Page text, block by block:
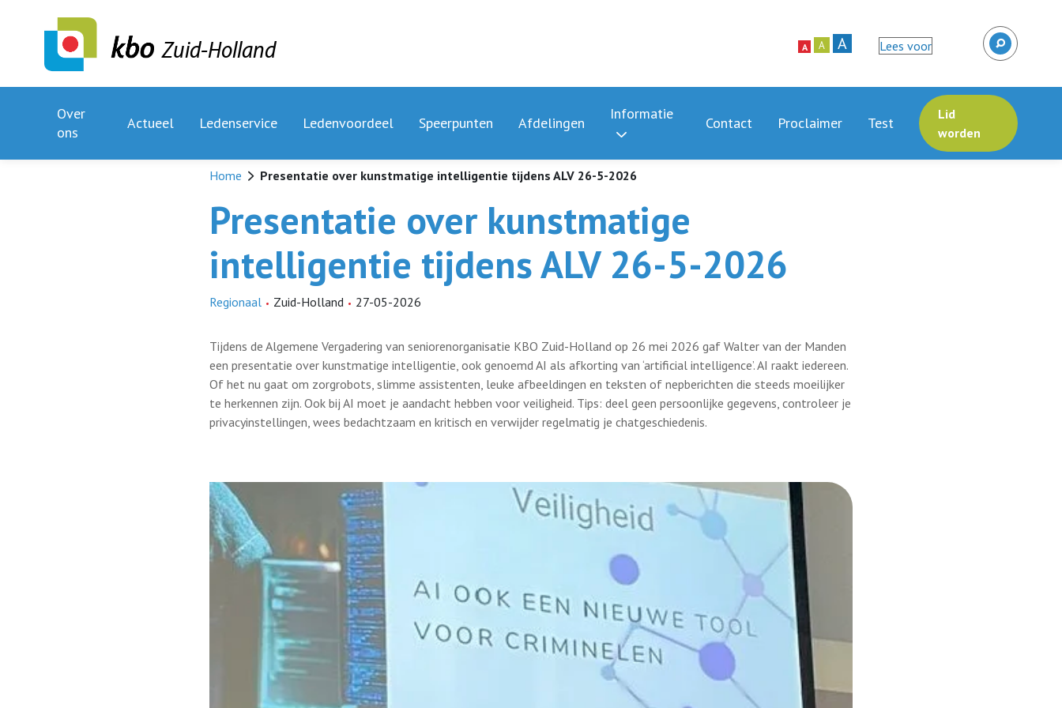
Zuid-Holland A A A Lees voor
Over
ons
Actueel Ledenservice Ledenvoordeel Speerpunten Afdelingen
Informatie
Contact Proclaimer Test
Lid
worden
Home Presentatie over kunstmatige intelligentie tijdens ALV 26-5-2026
Presentatie over kunstmatige
intelligentie tijdens ALV 26-5-2026
Regionaal Zuid-Holland 27-05-2026
Tijdens de Algemene Vergadering van seniorenorganisatie KBO Zuid-Holland op 26 mei 2026 gaf Walter van der Manden
een presentatie over kunstmatige intelligentie, ook genoemd AI als afkorting van ‘artificial intelligence’. AI raakt iedereen.
Of het nu gaat om zorgrobots, slimme assistenten, leuke afbeeldingen en teksten of nepberichten die steeds moeilijker
te herkennen zijn. Ook bij AI moet je aandacht hebben voor veiligheid. Tips: deel geen persoonlijke gegevens, controleer je
privacyinstellingen, wees bedachtzaam en kritisch en verwijder regelmatig je chatgeschiedenis.